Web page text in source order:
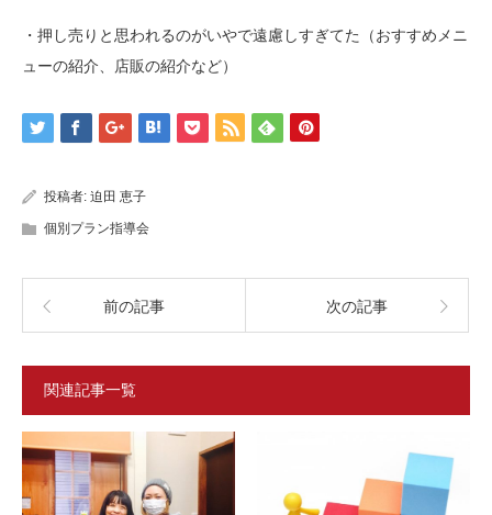
・押し売りと思われるのがいやで遠慮しすぎてた（おすすめメニ
ューの紹介、店販の紹介など）
投稿者: 迫田 恵子
個別プラン指導会
前の記事 次の記事
関連記事一覧